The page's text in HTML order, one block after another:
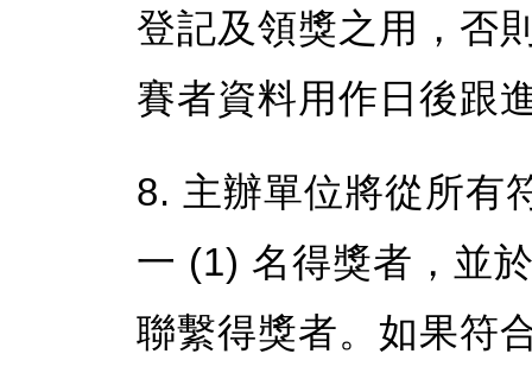
登記及領獎之用，否
賽者資料用作日後跟
8. 主辦單位將從所有
一 (1) 名得獎者，並
聯繫得獎者。如果符